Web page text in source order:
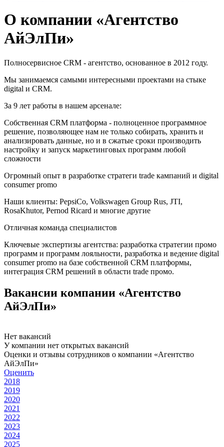
О компании «Агентство
АйЭлПи»
Полносервисное CRM - агентство, основанное в 2012 году.
Мы занимаемся самыми интересными проектами на стыке
digital и CRM.
За 9 лет работы в нашем арсенале:
Собственная CRM платформа - полноценное программное
решение, позволяющее нам не только собирать, хранить и
анализировать данные, но и в сжатые сроки производить
настройку и запуск маркетинговых программ любой
сложности
Огромный опыт в разработке стратеги trade кампаний и digital
consumer promo
Наши клиенты: PepsiCo, Volkswagen Group Rus, JTI,
RosaKhutor, Pernod Ricard и многие другие
Отличная команда специалистов
Ключевые экспертизы агентства: разработка стратегии промо
программ и программ лояльности, разработка и ведение digital
consumer promo на базе собственной CRM платформы,
интеграция CRM решений в области trade промо.
Вакансии компании «Агентство
АйЭлПи»
Нет вакансий
У компании нет открытых вакансий
Оценки и отзывы сотрудников о компании «Агентство
АйЭлПи»
Оценить
2018
2019
2020
2021
2022
2023
2024
2025